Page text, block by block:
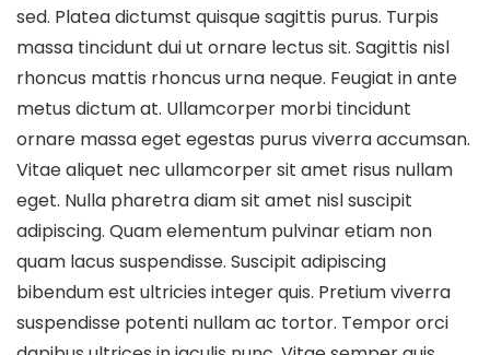
sed. Platea dictumst quisque sagittis purus. Turpis
massa tincidunt dui ut ornare lectus sit. Sagittis nisl
rhoncus mattis rhoncus urna neque. Feugiat in ante
metus dictum at. Ullamcorper morbi tincidunt
ornare massa eget egestas purus viverra accumsan.
Vitae aliquet nec ullamcorper sit amet risus nullam
eget. Nulla pharetra diam sit amet nisl suscipit
adipiscing. Quam elementum pulvinar etiam non
quam lacus suspendisse. Suscipit adipiscing
bibendum est ultricies integer quis. Pretium viverra
suspendisse potenti nullam ac tortor. Tempor orci